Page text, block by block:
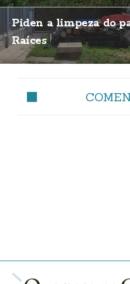
Piden a limpeza do
Raíces